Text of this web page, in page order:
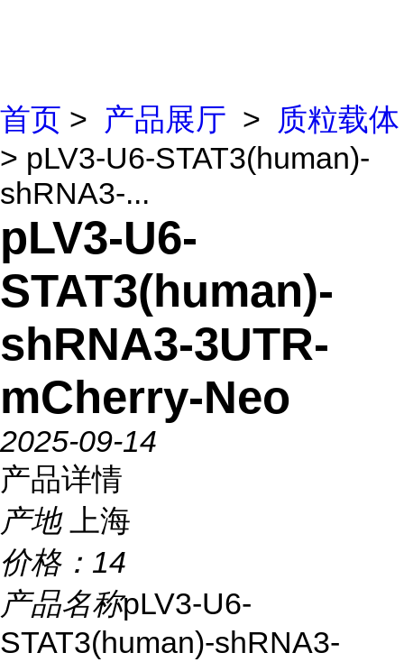
首页 > 产品展厅 >
质粒载体
> pLV3-U6-STAT3(human)-
shRNA3-...
pLV3-U6-
STAT3(human)-
shRNA3-3UTR-
mCherry-Neo
2025-09-14
产品详情
产地
上海
价格： 14
产品名称pLV3-U6-
STAT3(human)-shRNA3-